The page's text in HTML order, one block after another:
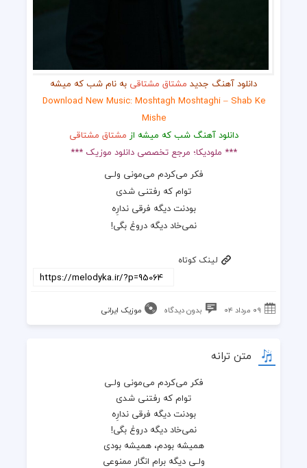
دانلود آهنگ جدید مشتاق مشتاقی به نام شب که میشه
Download New Music: Moshtagh Moshtaghi – Shab Ke
Mishe
دانلود آهنگ شب که میشه از مشتاق مشتاقی
*** ملودیکا؛ مرجع تخصصی دانلود موزیک ***
فکر می‌کردم می‌مونی ولـی
توام که رفتنی شدی
بودنت دیگه فرقی ندارِه
نمی‌خاد دیگه دروغ بگی!
لینک کوتاه
۰۹ مرداد ۰۴ بدون دیدگاه موزیک ایرانی
متن ترانه